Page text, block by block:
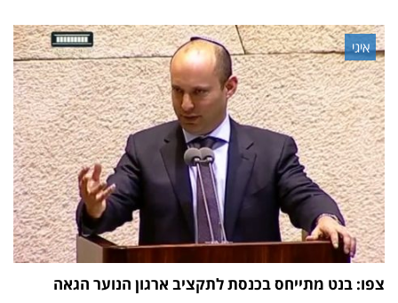
איגי
צפו: בנט מתייחס בכנסת לתקציב ארגון הנוער הגאה